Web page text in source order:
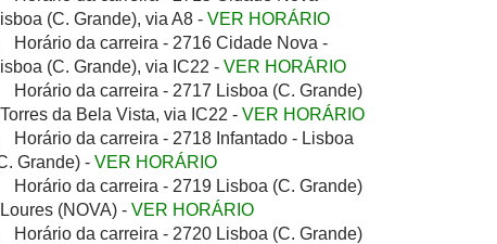
(C. Grande), via A8 - VER HORÁRIO
Horário da carreira - 2716 Cidade Nova -
(C. Grande), via IC22 - VER HORÁRIO
Horário da carreira - 2717 Lisboa (C. Grande)
da Bela Vista, via IC22 - VER HORÁRIO
Horário da carreira - 2718 Infantado - Lisboa
Grande) - VER HORÁRIO
Horário da carreira - 2719 Lisboa (C. Grande)
(NOVA) - VER HORÁRIO
Horário da carreira - 2720 Lisboa (C. Grande)